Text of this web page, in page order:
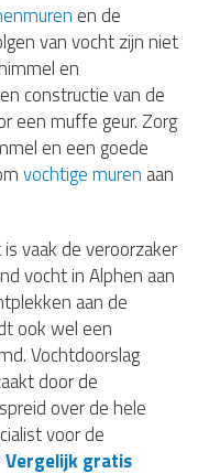
en de
van vocht zijn niet
en
constructie van de
een muffe geur. Zorg
en een goede
vochtige muren aan
vaak de veroorzaker
vocht in Alphen aan
aan de
ook wel een
Vochtdoorslag
door de
over de hele
voor de
Vergelijk gratis